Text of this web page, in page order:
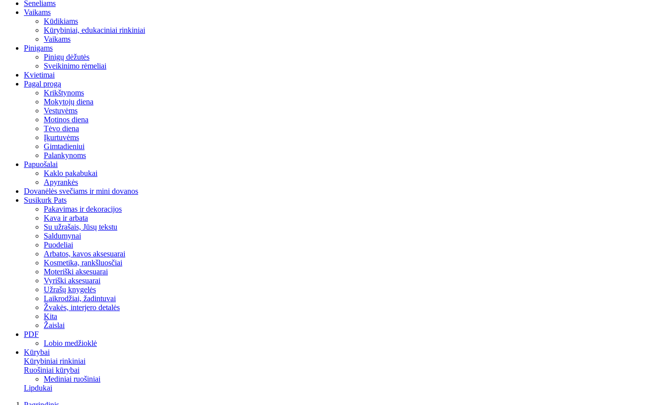
Seneliams
Vaikams
Kūdikiams
Kūrybiniai, edukaciniai rinkiniai
Vaikams
Pinigams
Pinigų dėžutės
Sveikinimo rėmeliai
Kvietimai
Pagal progą
Krikštynoms
Mokytojų diena
Vestuvėms
Motinos diena
Tėvo diena
Įkurtuvėms
Gimtadieniui
Palankynoms
Papuošalai
Kaklo pakabukai
Apyrankės
Dovanėlės svečiams ir mini dovanos
Susikurk Pats
Pakavimas ir dekoracijos
Kava ir arbata
Su užrašais, Jūsų tekstu
Saldumynai
Puodeliai
Arbatos, kavos aksesuarai
Kosmetika, rankšluosčiai
Moteriški aksesuarai
Vyriški aksesuarai
Užrašų knygelės
Laikrodžiai, žadintuvai
Žvakės, interjero detalės
Kita
Žaislai
PDF
Lobio medžioklė
Kūrybai
Kūrybiniai rinkiniai
Ruošiniai kūrybai
Mediniai ruošiniai
Lipdukai